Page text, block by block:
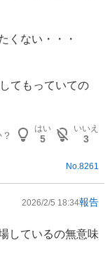
くない・・・
てもっていての
はい
5
いいえ
3
No. 8261
2026/2/5 18:34報告
しているの無意味